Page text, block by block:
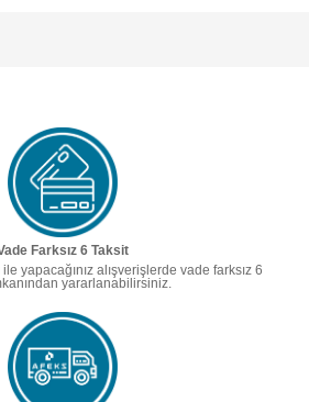
Farksız 6 Taksit
yapacağınız alışverişlerde vade farksız 6
yararlanabilirsiniz.